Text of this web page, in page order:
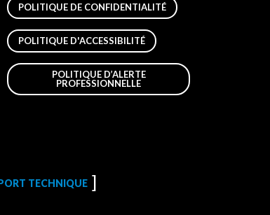
POLITIQUE DE CONFIDENTIALITÉ
POLITIQUE D'ACCESSIBILITÉ
POLITIQUE D’ALERTE
PROFESSIONNELLE
TECHNIQUE